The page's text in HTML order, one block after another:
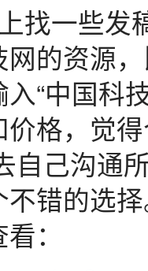
找一些发
的资源
“中国科
格，觉
自己沟通
错的选
：